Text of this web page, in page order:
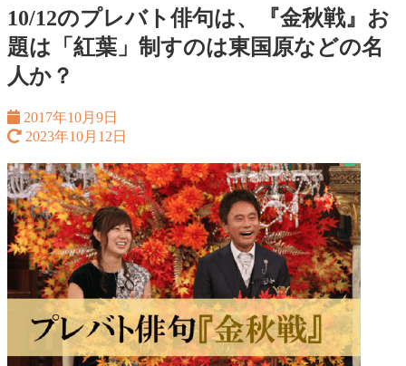
10/12のプレバト俳句は、『金秋戦』お
題は「紅葉」制すのは東国原などの名
人か？
2017年10月9日
2023年10月12日